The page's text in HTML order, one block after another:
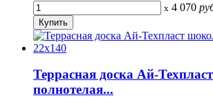
x 4 070
Террасная доска Ай-
полнотелая...